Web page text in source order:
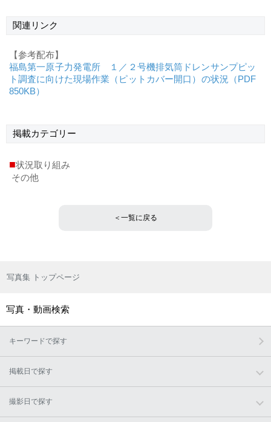
関連リンク
【参考配布】
福島第一原子力発電所 １／２号機排気筒ドレンサンプピッ
ト調査に向けた現場作業（ピットカバー開口）の状況（PDF
850KB）
掲載カテゴリー
■状況取り組み
その他
＜一覧に戻る
写真集 トップページ
写真・動画検索
キーワードで探す
掲載日で探す
撮影日で探す